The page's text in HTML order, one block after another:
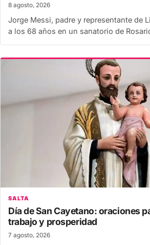
8 agosto, 2026
Jorge Messi, padre y representante de
a los 68 años en un sanatorio de
SALTA
Día de San Cayetano: oraciones
trabajo y prosperidad
7 agosto, 2026